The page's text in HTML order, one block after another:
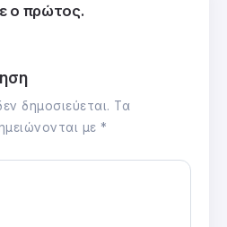
ο πρώτος.
δημοσιεύεται. Τα
με *